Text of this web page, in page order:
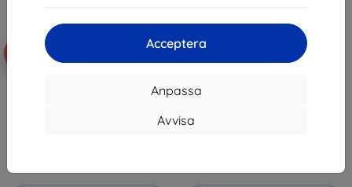
Acceptera
Anpassa
Avvisa
-40%